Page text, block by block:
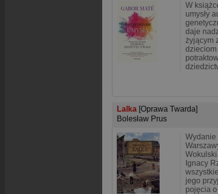
W
umysły
daje
żyjącym
dzieciom
Lalka [Oprawa Twarda]
Bolesław Prus
Wydanie
Ignacy
jego
pojęcia